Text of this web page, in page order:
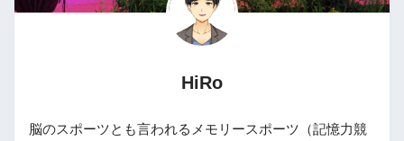
HiRo
脳のスポーツとも言われるメモリースポーツ（記憶力競